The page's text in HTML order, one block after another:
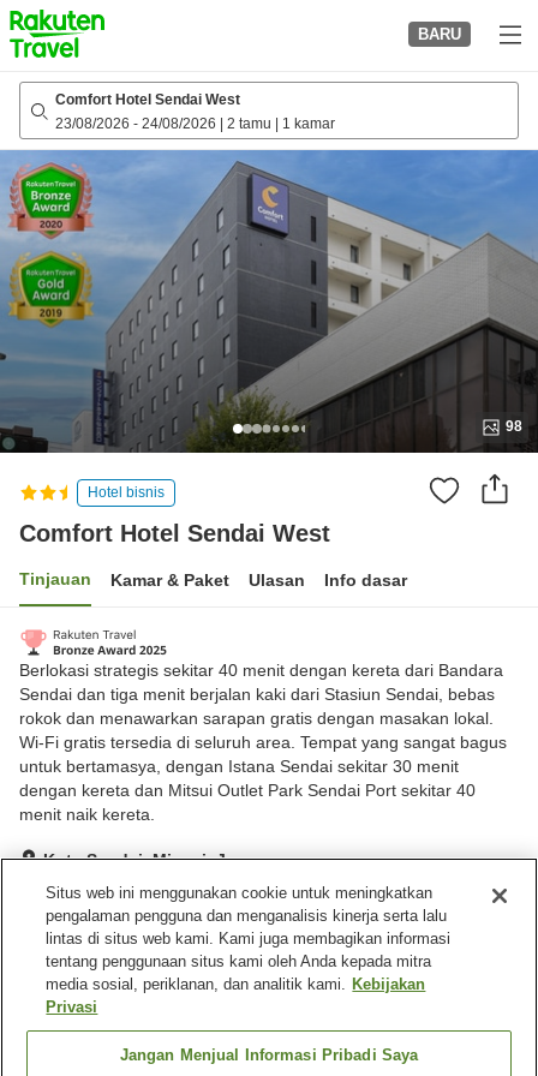
to
top
page
BARU
Comfort Hotel Sendai West
23/08/2026 - 24/08/2026 2 tamu 1 kamar
98
Hotel bisnis
Comfort Hotel Sendai West
Tinjauan Kamar & Paket Ulasan Info dasar
Berlokasi strategis sekitar 40 menit dengan kereta dari Bandara
Sendai dan tiga menit berjalan kaki dari Stasiun Sendai, bebas
rokok dan menawarkan sarapan gratis dengan masakan lokal.
Wi-Fi gratis tersedia di seluruh area. Tempat yang sangat bagus
untuk bertamasya, dengan Istana Sendai sekitar 30 menit
dengan kereta dan Mitsui Outlet Park Sendai Port sekitar 40
menit naik kereta.
Kota Sendai, Miyagi, Jepang
Lihat di peta
Sangat baik Ulasan:1,976
Fasilitas properti
Spa / Salon kecantikan
Mesin penjual otomatis
Laundry berbayar
Pengiriman ke rumah
Situs web ini menggunakan cookie untuk meningkatkan
pengalaman pengguna dan menganalisis kinerja serta lalu
lintas di situs web kami. Kami juga membagikan informasi
tentang penggunaan situs kami oleh Anda kepada mitra
media sosial, periklanan, dan analitik kami. Kebijakan
Privasi
Jangan Menjual Informasi Pribadi Saya